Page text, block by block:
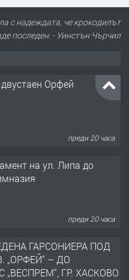
с надеждата, че крокодилът
последен. - Уинстън Чърчил
на ул. Липа до
преди 20 часа
ГАРСОНИЕРА ПОД
„ОРФЕЙ“ – ДО
преди 2 дни
И
ТРИСТАЕН
В ЦЕНТЪРА НА ГР.